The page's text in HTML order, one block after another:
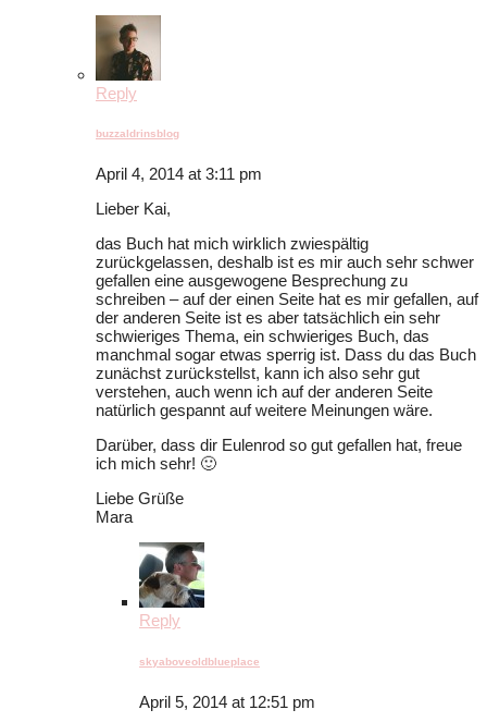
Reply
buzzaldrinsblog
April 4, 2014 at 3:11 pm
Lieber Kai,
das Buch hat mich wirklich zwiespältig
zurückgelassen, deshalb ist es mir auch sehr schwer
gefallen eine ausgewogene Besprechung zu
schreiben – auf der einen Seite hat es mir gefallen, auf
der anderen Seite ist es aber tatsächlich ein sehr
schwieriges Thema, ein schwieriges Buch, das
manchmal sogar etwas sperrig ist. Dass du das Buch
zunächst zurückstellst, kann ich also sehr gut
verstehen, auch wenn ich auf der anderen Seite
natürlich gespannt auf weitere Meinungen wäre.
Darüber, dass dir Eulenrod so gut gefallen hat, freue
ich mich sehr! 🙂
Liebe Grüße
Mara
Reply
skyaboveoldblueplace
April 5, 2014 at 12:51 pm